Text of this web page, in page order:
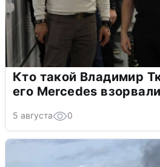
Кто такой Владимир
его Mercedes взорвали
5 августа 0